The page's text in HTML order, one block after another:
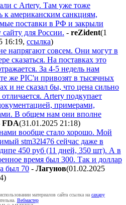
с Artery. Там уже тоже
к американским санкциям,
поставки в РФ и закрыли
сайту для России. - reZident(1
16:19, ссылка)
напрягают совсем. Они могут в
сказаться. На поставках это
За 4-5 недель нам
же PIC'и привозят в тысячных
и не сказал бы, что цена сильно
отличается. Artery подкупает
примерами,
В общем нам они вполне
FDA(31.01.2025 21:18)
вообще стало хорошо. Мой
stm32l476 сейчас даже в
450 руб (11 дней, 350 шт). А в
время был 300. Так и доллар
был 70 - Лaгyнoв(01.02.2025
)
материалов сайта ссылка на caxapу
Вебмастер